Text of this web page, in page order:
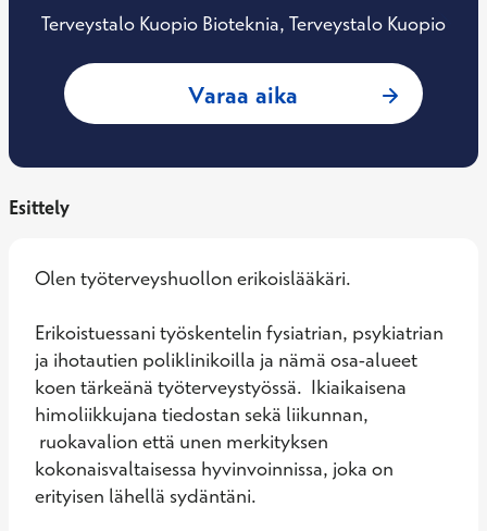
Terveystalo Kuopio Bioteknia, Terveystalo Kuopio
Varaa aika : Marika
Esittely
Olen työterveyshuollon erikoislääkäri.
Erikoistuessani työskentelin fysiatrian, psykiatrian
ja ihotautien poliklinikoilla ja nämä osa-alueet
koen tärkeänä työterveystyössä.  Ikiaikaisena
himoliikkujana tiedostan sekä liikunnan,
ruokavalion että unen merkityksen
kokonaisvaltaisessa hyvinvoinnissa, joka on
erityisen lähellä sydäntäni.